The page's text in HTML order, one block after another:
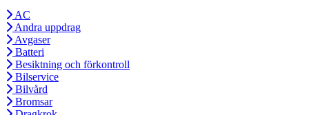
AC
Andra uppdrag
Avgaser
Batteri
Besiktning och förkontroll
Bilservice
Bilvård
Bromsar